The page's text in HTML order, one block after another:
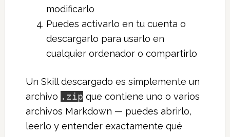
modificarlo
Puedes activarlo en tu cuenta o
descargarlo para usarlo en
cualquier ordenador o compartirlo
Un Skill descargado es simplemente un
archivo .zip que contiene uno o varios
archivos Markdown — puedes abrirlo,
leerlo y entender exactamente qué